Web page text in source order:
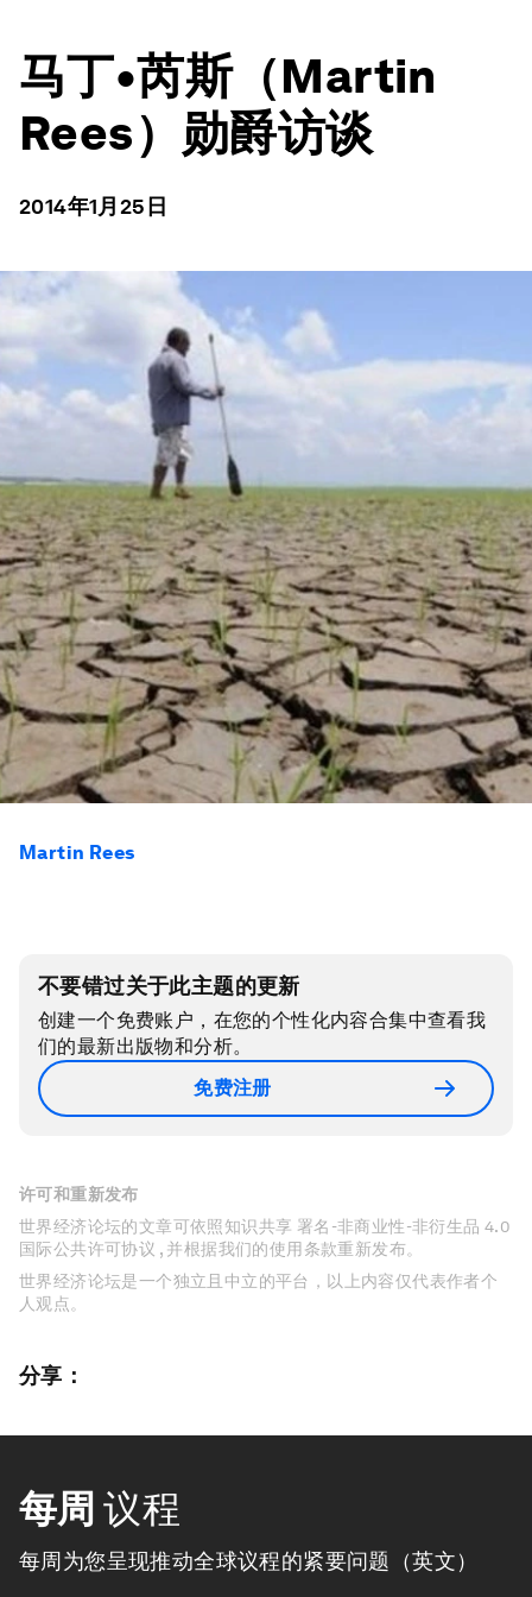
马丁•芮斯（Martin
Rees）勋爵访谈
2014年1月25日
Martin Rees
不要错过关于此主题的更新
创建一个免费账户，在您的个性化内容合集中查看我
们的最新出版物和分析。
免费注册
许可和重新发布
世界经济论坛的文章可依照知识共享 署名-非商业性-非衍生品 4.0
国际公共许可协议 , 并根据我们的使用条款重新发布。
世界经济论坛是一个独立且中立的平台，以上内容仅代表作者个
人观点。
分享：
每周 议程
每周为您呈现推动全球议程的紧要问题（英文）